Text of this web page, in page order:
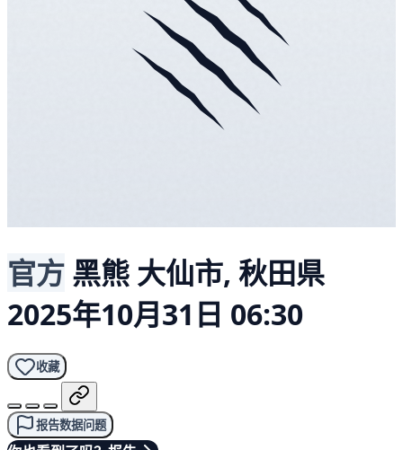
官方 黑熊 大仙市, 秋田県
2025年10月31日 06:30
收藏
报告数据问题